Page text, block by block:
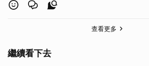
查看更多
繼續看下去